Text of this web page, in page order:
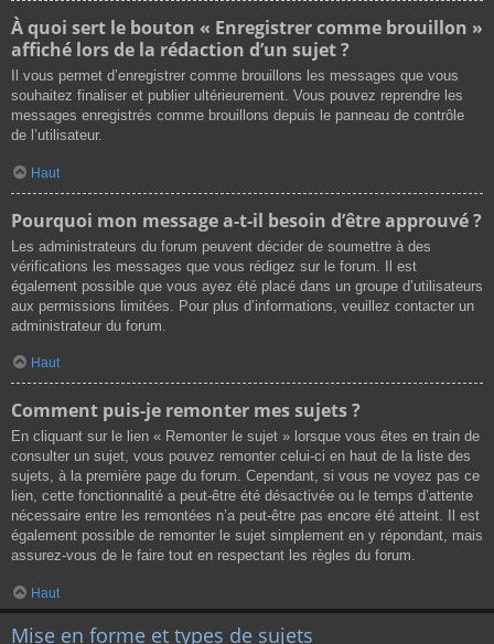
À quoi sert le bouton « Enregistrer comme brouillon »
affiché lors de la rédaction d’un sujet ?
Il vous permet d’enregistrer comme brouillons les messages que vous
souhaitez finaliser et publier ultérieurement. Vous pouvez reprendre les
messages enregistrés comme brouillons depuis le panneau de contrôle
de l’utilisateur.
Haut
Pourquoi mon message a-t-il besoin d’être approuvé ?
Les administrateurs du forum peuvent décider de soumettre à des
vérifications les messages que vous rédigez sur le forum. Il est
également possible que vous ayez été placé dans un groupe d’utilisateurs
aux permissions limitées. Pour plus d’informations, veuillez contacter un
administrateur du forum.
Haut
Comment puis-je remonter mes sujets ?
En cliquant sur le lien « Remonter le sujet » lorsque vous êtes en train de
consulter un sujet, vous pouvez remonter celui-ci en haut de la liste des
sujets, à la première page du forum. Cependant, si vous ne voyez pas ce
lien, cette fonctionnalité a peut-être été désactivée ou le temps d’attente
nécessaire entre les remontées n’a peut-être pas encore été atteint. Il est
également possible de remonter le sujet simplement en y répondant, mais
assurez-vous de le faire tout en respectant les règles du forum.
Haut
Mise en forme et types de sujets